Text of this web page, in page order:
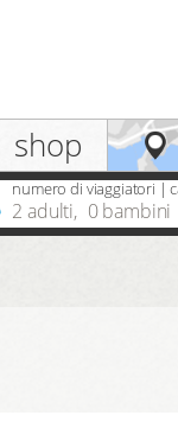
shop
numero di viaggiatori |
2 adulti, 0 bambini